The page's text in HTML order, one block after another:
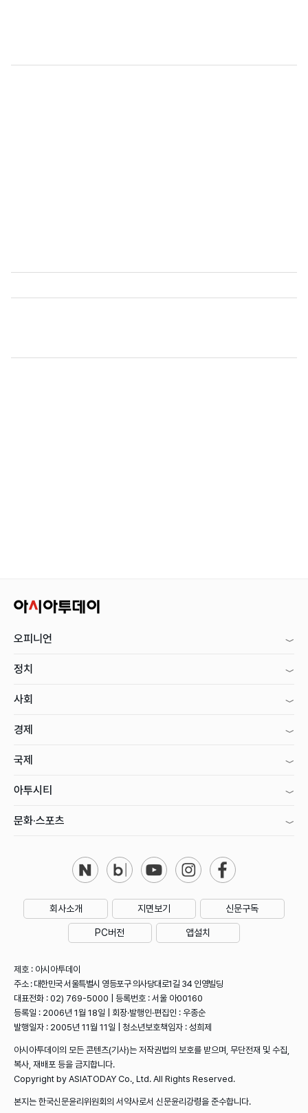
오피니언
정치
사회
경제
국제
아투시티
문화·스포츠
회사소개 지면보기 신문구독
PC버전 앱설치
제호 : 아시아투데이
주소 : 대한민국 서울특별시 영등포구 의사당대로1길 34 인영빌딩
대표전화 : 02) 769-5000 | 등록번호 : 서울 아00160
등록일 : 2006년 1월 18일 | 회장·발행인·편집인 : 우종순
발행일자 : 2005년 11월 11일 | 청소년보호책임자 : 성희제
아시아투데이의 모든 콘텐츠(기사)는 저작권법의 보호를 받으며, 무단전재 및 수집,
복사, 재배포 등을 금지합니다.
Copyright by ASIATODAY Co., Ltd. All Rights Reserved.
본지는 한국신문윤리위원회의 서약사로서 신문윤리강령을 준수합니다.